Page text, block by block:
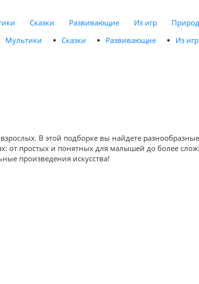
Сказки Развивающие Из игр
Мультики Сказки Развивающие Из игр
взрослых. В этой подборке вы найдете
от простых и понятных для малышей до более
произведения искусства!